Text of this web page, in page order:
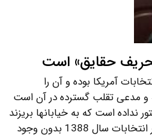
حقایق» است
آمریکا بوده و آن را
و مدعی تقلب گسترده در آن است
نداده است که به خیابانها بریزند
و فتنه کنند اما سران فتنه در انتخابات سال 1388 بدون وجود